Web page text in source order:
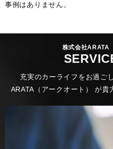
事例はありません。
株式会社ARATA
充実のカーライフをお過ご
ARATA（アークオート） が貴